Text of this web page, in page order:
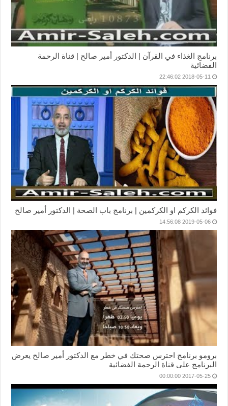
برنامج الغذاء في القرآن | الدكتور أمير صالح | قناة الرحمة
الفضائية
2018-05-11 22:46:02
فوائد الكركم او الكركمين | برنامج باب الصحة | الدكتور أمير صالح
2019-05-06 14:56:08
برومو برنامج احترس صحتك في خطر مع الدكتور أمير صالح يعرض
البرنامج على قناة الرحمة الفضائية
2017-05-25 00:00:00